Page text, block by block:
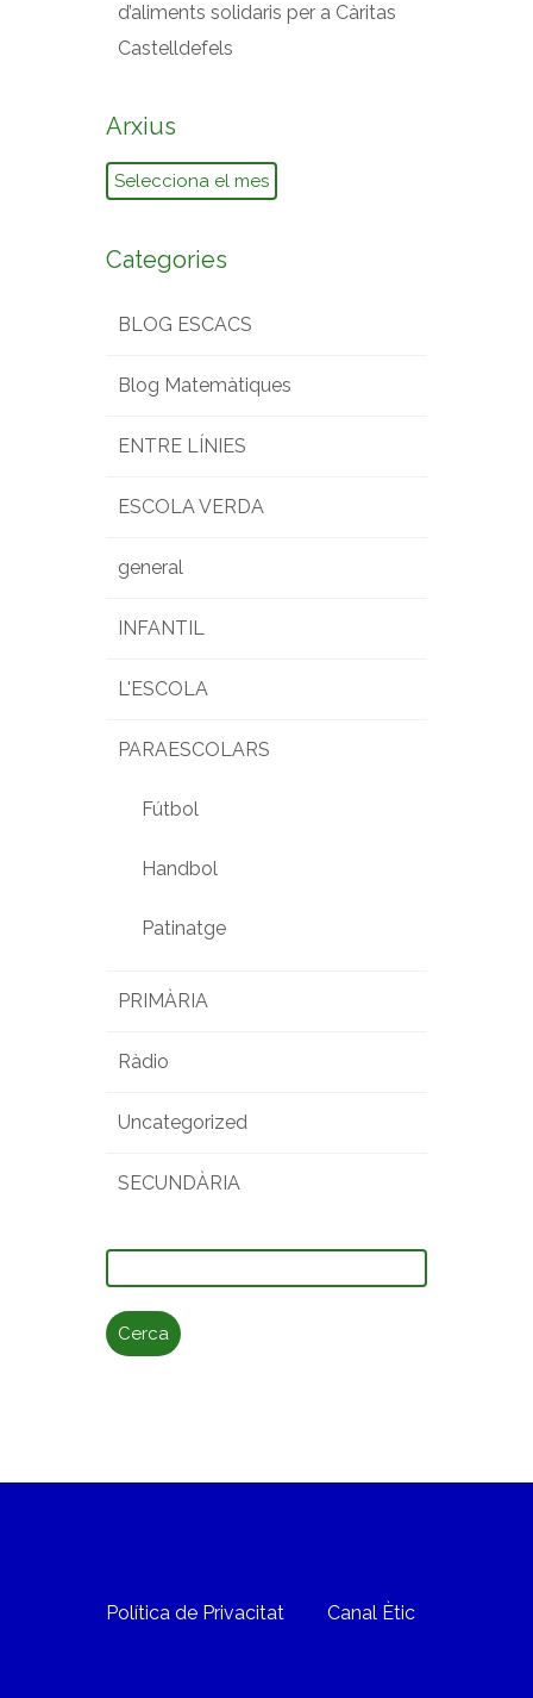
d’aliments solidaris per a Càritas
Castelldefels
Arxius
Arxius
Categories
BLOG ESCACS
Blog Matemàtiques
ENTRE LÍNIES
ESCOLA VERDA
general
INFANTIL
L'ESCOLA
PARAESCOLARS
Fútbol
Handbol
Patinatge
PRIMÀRIA
Ràdio
Uncategorized
SECUNDÀRIA
Política de Privacitat Canal Ètic